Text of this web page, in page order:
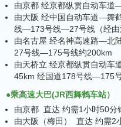
由京都 经京都纵贯自动车
由大阪 经中国自动车道—舞
线—173号线—27号线（经由
由名古屋 经名神高速路—北
27号线—175号线约200km
由天桥立 经京都纵贯自动车
45km 经国道178号线—175
●乘高速大巴(JR西舞鹤车站）
由京都 直达 约需1小时50分
由大阪（梅田） 直达 约需2